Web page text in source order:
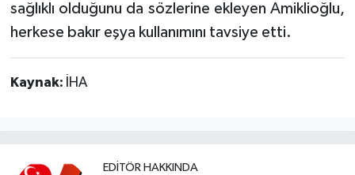
sağlıklı olduğunu da sözlerine ekleyen Amiklioğlu,
herkese bakır eşya kullanımını tavsiye etti.
Kaynak: İHA
EDITÖR HAKKINDA